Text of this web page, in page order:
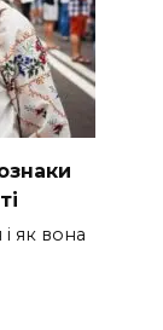
як вона